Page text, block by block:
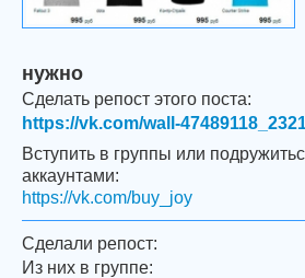
нужно
Сделать репост этого поста:
https://vk.com/wall-
Вступить в группы или
аккаунтами:
https://vk.com/buy_joy
Сделали репост:
Из них в группе: